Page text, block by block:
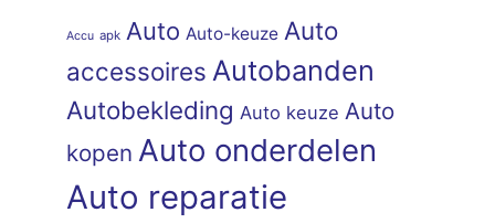
Accu apk Auto Auto-keuze Auto
accessoires Autobanden
Autobekleding Auto keuze Auto
kopen Auto onderdelen
Auto reparatie